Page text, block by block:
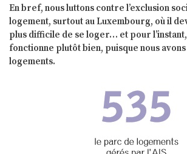
En bref, nous luttons contre l’exclusion
logement, surtout au Luxembourg, où il
plus difficile de se loger… et pour
fonctionne plutôt bien, puisque nous
logements.